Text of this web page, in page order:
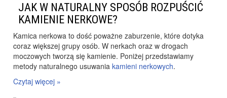
JAK W NATURALNY SPOSÓB ROZPUŚCIĆ
KAMIENIE NERKOWE?
Kamica nerkowa to dość poważne zaburzenie, które dotyka
coraz większej grupy osób. W nerkach oraz w drogach
moczowych tworzą się kamienie. Poniżej przedstawiamy
metody naturalnego usuwania kamieni nerkowych.
Czytaj więcej »